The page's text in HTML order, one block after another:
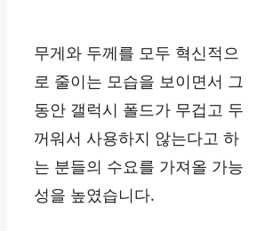
무게와 두께를 모두 혁신적으
로 줄이는 모습을 보이면서 그
동안 갤럭시 폴드가 무겁고 두
꺼워서 사용하지 않는다고 하
는 분들의 수요를 가져올 가능
성을 높였습니다.